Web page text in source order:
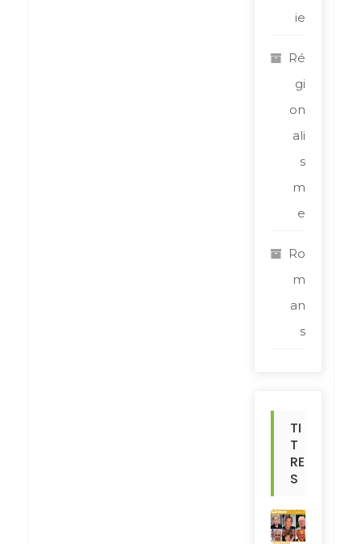
ie
Ré
gi
on
ali
s
m
e
Ro
m
an
s
TI
T
RE
S